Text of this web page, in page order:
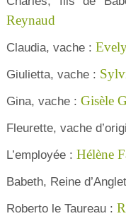
Reynaud
Claudia, vache :
Giulietta, vache :
Gina, vache : Gisèle
Fleurette, vache
L’employée : Hélène
Babeth, Reine
Roberto le Taureau :